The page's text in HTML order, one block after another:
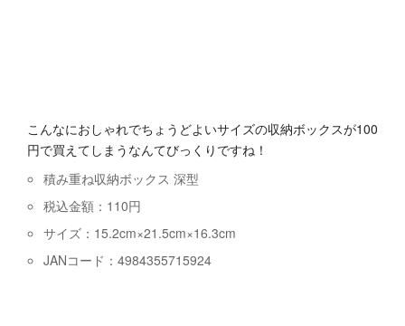
こんなにおしゃれでちょうどよいサイズの収納ボックスが100
円で買えてしまうなんてびっくりですね！
積み重ね収納ボックス 深型
税込金額：110円
サイズ：15.2cm×21.5cm×16.3cm
JANコード：4984355715924